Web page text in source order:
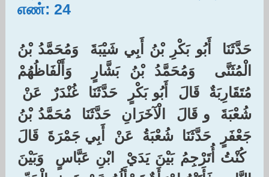
எண்: 24
حَدَّثَنَا ‏ ‏أَبُو بَكْرِ بْنُ أَبِي شَيْبَةَ ‏ ‏وَمُحَمَّدُ بْنُ
الْمُثَنَّى ‏ ‏وَمُحَمَّدُ بْنُ بَشَّارٍ ‏ ‏وَأَلْفَاظُهُمْ
مُتَقَارِبَةٌ ‏ ‏قَالَ ‏ ‏أَبُو بَكْرٍ ‏ ‏حَدَّثَنَا ‏ ‏غُنْدَرٌ ‏ ‏عَنْ ‏
‏شُعْبَةَ ‏ ‏و قَالَ ‏ ‏الْآخَرَانِ ‏ ‏حَدَّثَنَا ‏ ‏مُحَمَّدُ بْنُ
جَعْفَرٍ ‏ ‏حَدَّثَنَا ‏ ‏شُعْبَةُ ‏ ‏عَنْ ‏ ‏أَبِي جَمْرَةَ ‏ ‏قَالَ
‏ ‏كُنْتُ أُتَرْجِمُ بَيْنَ يَدَيْ ‏ ‏ابْنِ عَبَّاسٍ ‏ ‏وَبَيْنَ